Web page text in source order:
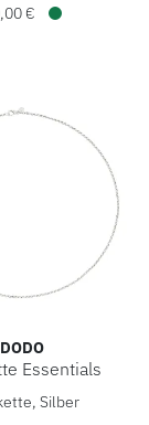
€
CHAIN-0009G,
DODO
Essentials
Essentials,
Silber